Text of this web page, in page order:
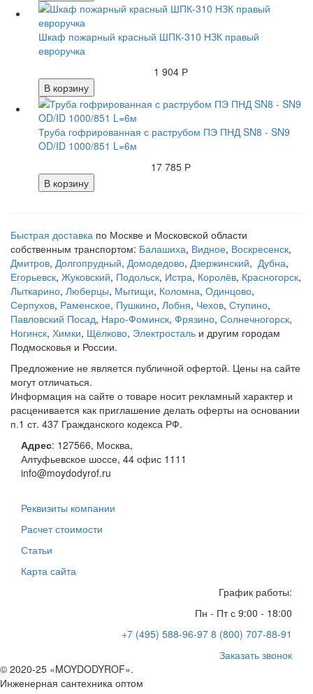
Шкаф пожарный красный ШПК-310 НЗК правый
евроручка
1 904 Р
В корзину
Труба гофрированная с раструбом ПЭ ПНД SN8 - SN9
OD/ID 1000/851 L=6м
17 785 Р
В корзину
Быстрая доставка по Москве и Московской области
собственным транспортом: Балашиха, Видное, Воскресенск,
Дмитров, Долгопрудный, Домодедово, Дзержинский, Дубна,
Егорьевск, Жуковский, Подольск, Истра, Королёв, Красногорск,
Лыткарино, Люберцы, Мытищи, Коломна, Одинцово,
Серпухов, Раменское, Пушкино, Лобня, Чехов, Ступино,
Павловский Посад, Наро-Фоминск, Фрязино, Солнечногорск,
Ногинск, Химки, Щёлково, Электросталь и другим городам
Подмосковья и России.
Предложение не является публичной офертой. Цены на сайте
могут отличаться.
Информация на сайте о товаре носит рекламный характер и
расценивается как приглашение делать оферты на основании
п.1 ст. 437 Гражданского кодекса РФ.
Адрес: 127566, Москва,
Алтуфьевское шоссе, 44 офис 1111
info@moydodyrof.ru
Реквизиты компании
Расчет стоимости
Статьи
Карта сайта
График работы:
Пн - Пт с 9:00 - 18:00
+7 (495) 588-96-97 8 (800) 707-88-91
Заказать звонок
© 2020-25 «MOYDODYROF».
Инженерная сантехника оптом